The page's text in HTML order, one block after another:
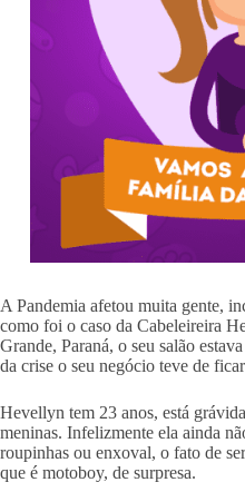
A Pandemia afetou muita gente,
como foi o caso da Cabeleireira
Grande, Paraná, o seu salão
da crise o seu negócio teve de
Hevellyn tem 23 anos, está
meninas. Infelizmente ela ainda
roupinhas ou enxoval, o fato de
que é motoboy, de surpresa.